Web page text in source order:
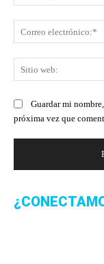
Guardar mi
próxima vez que